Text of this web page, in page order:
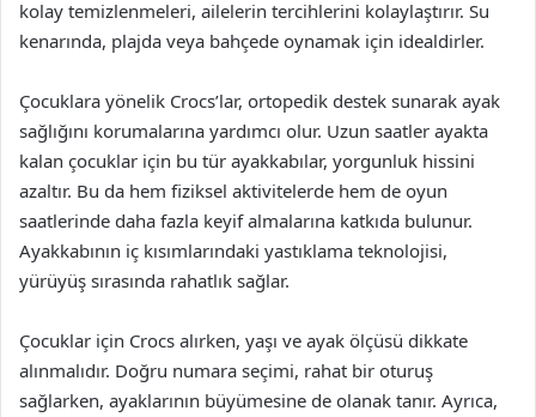
kolay temizlenmeleri, ailelerin tercihlerini kolaylaştırır. Su
kenarında, plajda veya bahçede oynamak için idealdirler.
Çocuklara yönelik Crocs’lar, ortopedik destek sunarak ayak
sağlığını korumalarına yardımcı olur. Uzun saatler ayakta
kalan çocuklar için bu tür ayakkabılar, yorgunluk hissini
azaltır. Bu da hem fiziksel aktivitelerde hem de oyun
saatlerinde daha fazla keyif almalarına katkıda bulunur.
Ayakkabının iç kısımlarındaki yastıklama teknolojisi,
yürüyüş sırasında rahatlık sağlar.
Çocuklar için Crocs alırken, yaşı ve ayak ölçüsü dikkate
alınmalıdır. Doğru numara seçimi, rahat bir oturuş
sağlarken, ayaklarının büyümesine de olanak tanır. Ayrıca,